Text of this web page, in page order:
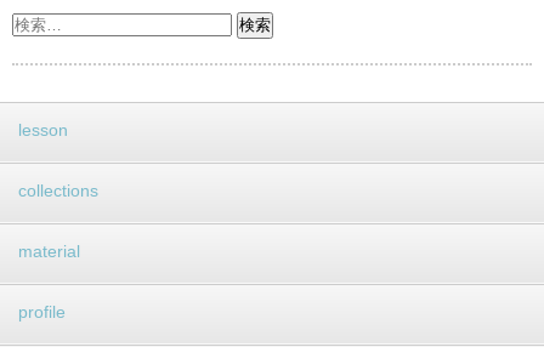
lesson
collections
material
profile